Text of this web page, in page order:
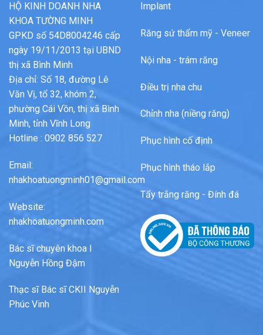
HỘ KINH DOANH NHA
KHOA TƯỜNG MINH
GPKD số 54D8004246 cấp
ngày 19/11/2013 tại UBND
thị xã Bình Minh
Địa chỉ: Số 18, đường Lê
Văn Vị, tổ 32, khóm 2,
phường Cái Vồn, thị xã Bình
Minh, tỉnh Vĩnh Long
Hotline : 0902 856 527
Email:
nhakhoatuongminh01@gmail.com
Website:
nhakhoatuongminh.com
Bác sĩ chuyên khoa I
Nguyễn Hồng Đậm
Thạc sĩ Bác sĩ CKII Nguyễn
Phúc Vinh
Implant
Răng sứ thẩm mỹ - Veneer
Nội nha - trám răng
Điều trị nha chu
Chỉnh nha (niềng răng)
Phục hình cố định
Phục hình tháo lắp
Tẩy trắng răng - Đính đá